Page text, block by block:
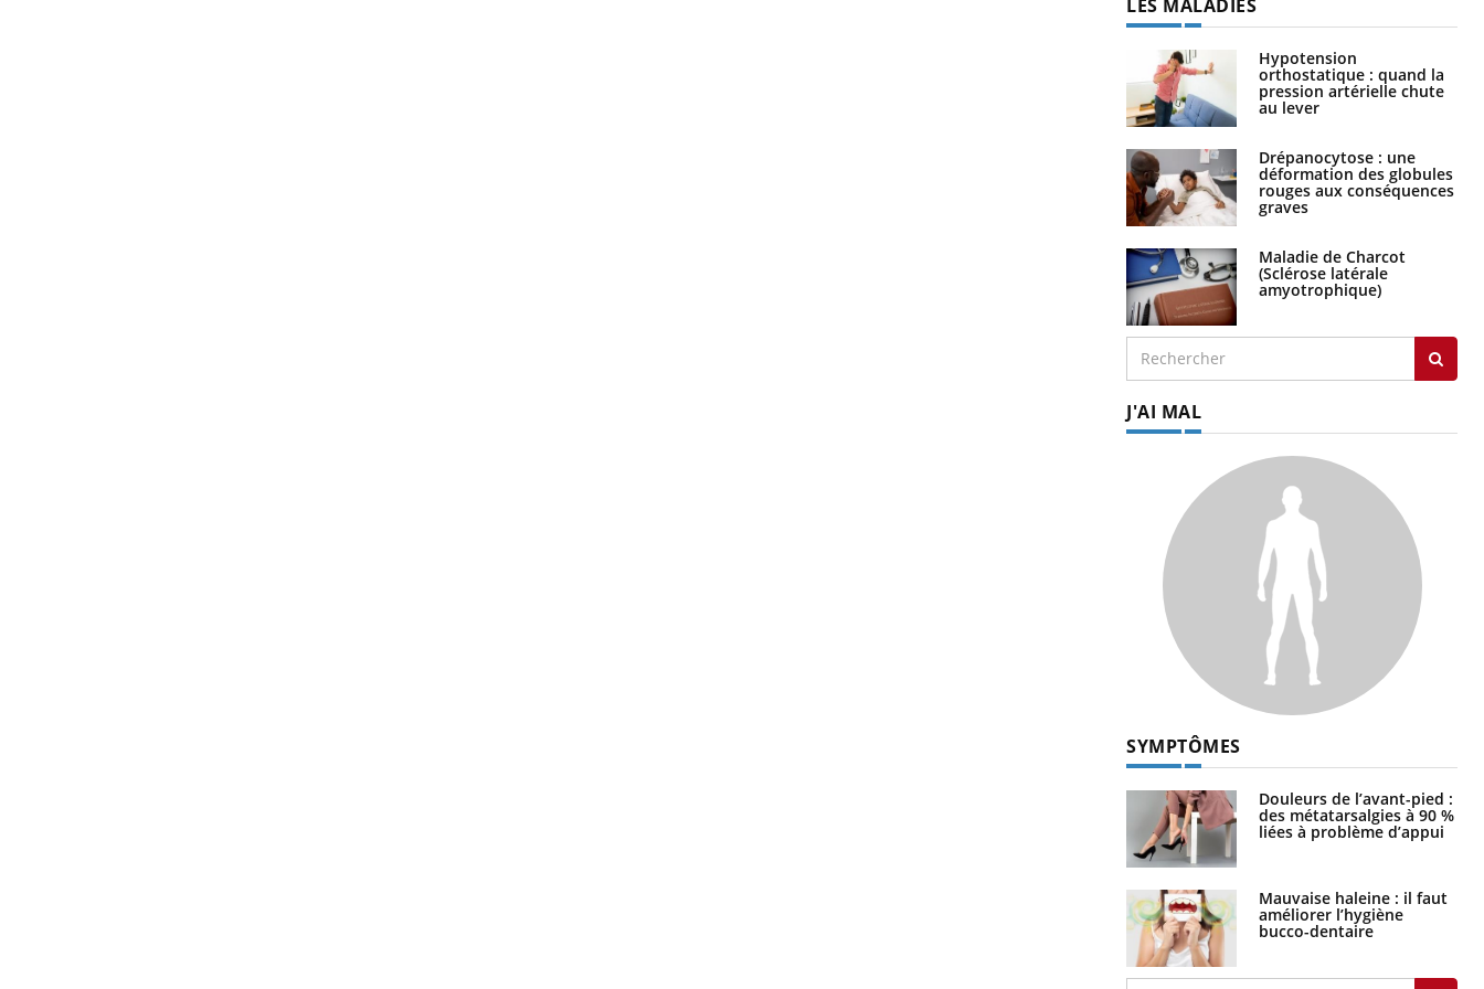
LES MALADIES
Hypotension
orthostatique : quand la
pression artérielle chute
au lever
Drépanocytose : une
déformation des globules
rouges aux conséquences
graves
Maladie de Charcot
(Sclérose latérale
amyotrophique)
J'AI MAL
SYMPTÔMES
Douleurs de l’avant-pied :
des métatarsalgies à 90 %
liées à problème d’appui
Mauvaise haleine : il faut
améliorer l’hygiène
bucco-dentaire